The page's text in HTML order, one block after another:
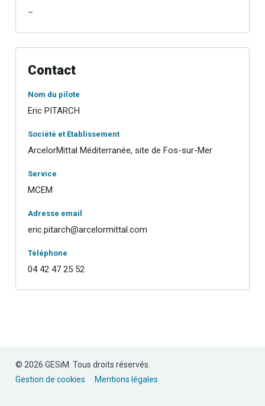
–
Contact
Nom du pilote
Eric PITARCH
Société et Etablissement
ArcelorMittal Méditerranée, site de Fos-sur-Mer
Service
MCEM
Adresse email
eric.pitarch@arcelormittal.com
Téléphone
04 42 47 25 52
© 2026 GESiM. Tous droits réservés.
Gestion de cookies
Mentions légales